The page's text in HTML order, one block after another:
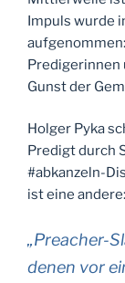
Impuls wurde
Predigerinnen
Gunst der
Holger Pyka
Predigt durch
#abkanzeln-
ist eine andere:
„Preacher-
denen vor